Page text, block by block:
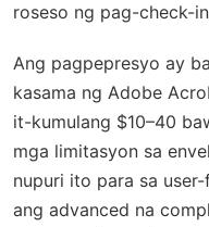
roseso ng pag-check-
Ang pagpepresyo ay
kasama ng Adobe
it-kumulang $10–40
mga limitasyon sa
nupuri ito para sa
ang advanced na